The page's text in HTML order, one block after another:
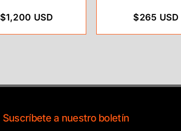
$1,200 USD $265 USD
Suscríbete a nuestro boletín